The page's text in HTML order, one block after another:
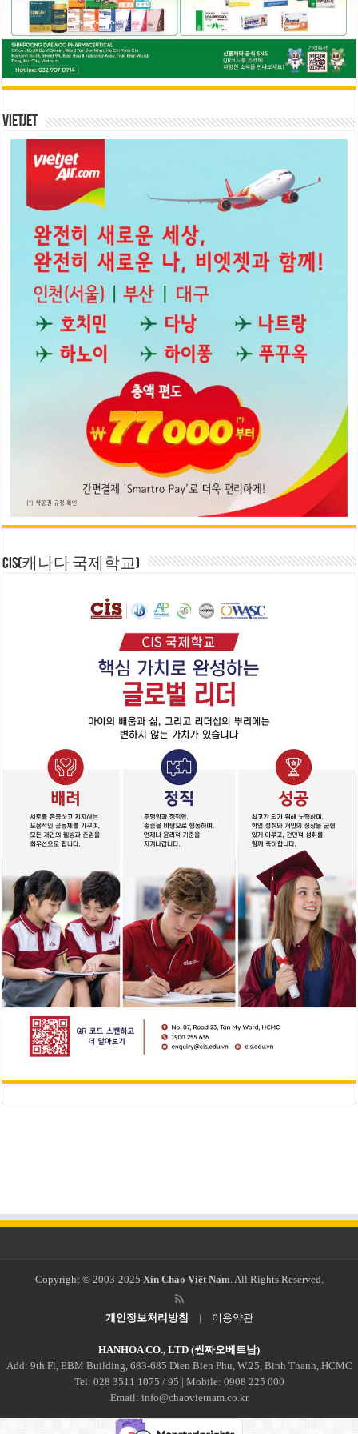
Vietjet
CIS(캐나다 국제학교)
Copyright © 2003-2025 Xin Chào Việt Nam. All Rights Reserved.
개인정보처리방침 | 이용약관
HANHOA CO., LTD (씬짜오베트남)
Add: 9th Fl, EBM Building, 683-685 Dien Bien Phu, W.25, Binh Thanh, HCMC
Tel: 028 3511 1075 / 95 | Mobile: 0908 225 000
Email: info@chaovietnam.co.kr